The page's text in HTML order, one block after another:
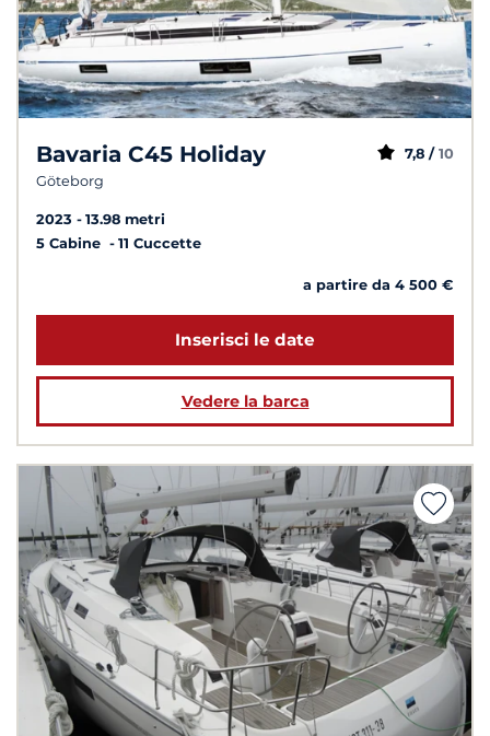
Bavaria C45 Holiday
Göteborg
7,8 / 10
2023
13.98 metri
5 Cabine
11 Cuccette
a partire da 4 500 €
Inserisci le date
Vedere la barca